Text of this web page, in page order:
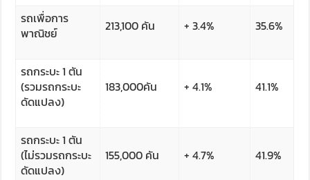
รถเพื่อการ
พาณิชย์
213,100 คัน + 3.4% 35.6%
รถกระบะ 1 ตัน
(รวมรถกระบะ
ดัดแปลง)
183,000คัน + 4.1% 41.1%
รถกระบะ 1 ตัน
(ไม่รวมรถกระบะ
ดัดแปลง)
155,000 คัน + 4.7% 41.9%